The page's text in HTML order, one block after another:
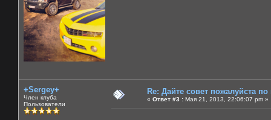
+Sergey+
Член клуба
Пользователи
Re: Дайте совет пожалуйста
« Ответ #3 : Мая 21, 2013, 22:06:07 pm »